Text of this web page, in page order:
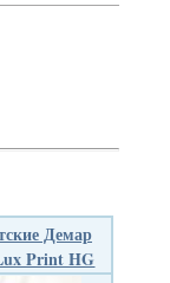
Демар
Print HG